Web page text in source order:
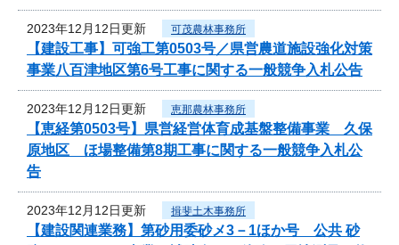
2023年12月12日更新 可茂農林事務所
【建設工事】可強工第0503号／県営農道施設強化対策
事業八百津地区第6号工事に関する一般競争入札公告
2023年12月12日更新 恵那農林事務所
【恵経第0503号】県営経営体育成基盤整備事業 久保
原地区 ほ場整備第8期工事に関する一般競争入札公
告
2023年12月12日更新 揖斐土木事務所
【建設関連業務】第砂用委砂メ3－1ほか号 公共 砂